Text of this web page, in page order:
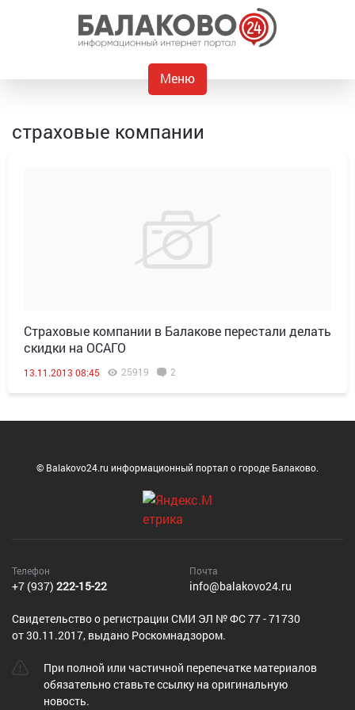
Меню
страховые компании
Страховые компании в Балакове перестали делать
скидки на ОСАГО
13.11.2013 08:45 25919 2
© Balakovo24.ru информационный портал о городе Балаково.
Телефон
+7 (937) 222-15-22
Почта
info@balakovo24.ru
Cвидетельство о регистрации СМИ ЭЛ № ФС 77 - 71730
от 30.11.2017, выдано Роскомнадзором.
При полной или частичной перепечатке материалов
обязательно ставьте ссылку на оригинальную
новость.